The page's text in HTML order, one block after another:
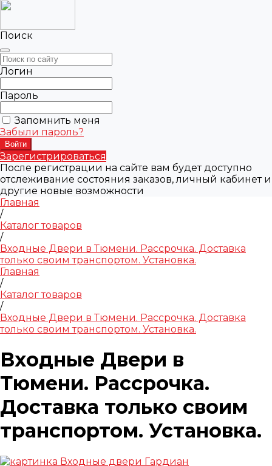
Поиск
Логин
Пароль
Запомнить меня
Забыли пароль?
Зарегистрироваться
После регистрации на сайте вам будет доступно
отслеживание состояния заказов, личный кабинет и
другие новые возможности
Главная
/
Каталог товаров
/
Входные Двери в Тюмени. Рассрочка. Доставка
только своим транспортом. Установка.
Главная
/
Каталог товаров
/
Входные Двери в Тюмени. Рассрочка. Доставка
только своим транспортом. Установка.
Входные Двери в
Тюмени. Рассрочка.
Доставка только своим
транспортом. Установка.